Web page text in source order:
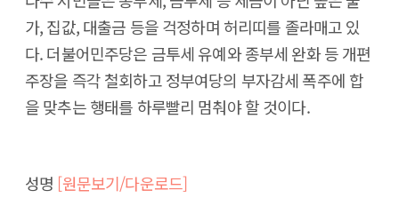
가, 집값, 대출금 등을 걱정하며 허리띠를 졸라매고 있
다. 더불어민주당은 금투세 유예와 종부세 완화 등 개편
주장을 즉각 철회하고 정부여당의 부자감세 폭주에 합
을 맞추는 행태를 하루빨리 멈춰야 할 것이다.
성명 [원문보기/다운로드]